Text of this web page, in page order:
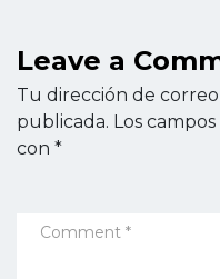
Leave a
Tu dirección de
publicada. Los
con *